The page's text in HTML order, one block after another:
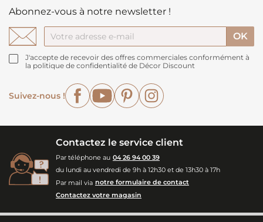
Abonnez-vous à notre newsletter !
J'accepte de recevoir des offres commerciales conformément à
la politique de confidentialité de Décor Discount
Suivez-nous !
FacebookYouTubePinterest
Contactez le service client
Par téléphone au 04 26 94 00 39
du lundi au vendredi de 9h à 12h30 et de 13h30 à 17h
Par mail via notre formulaire de contact
Contactez votre magasin